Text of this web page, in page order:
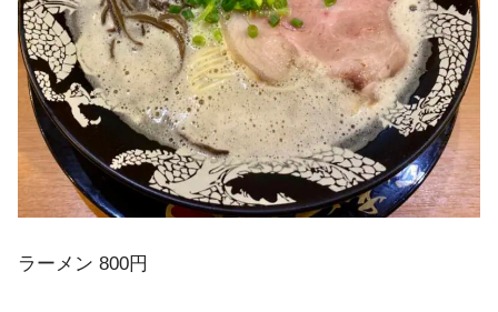
ラーメン 800円